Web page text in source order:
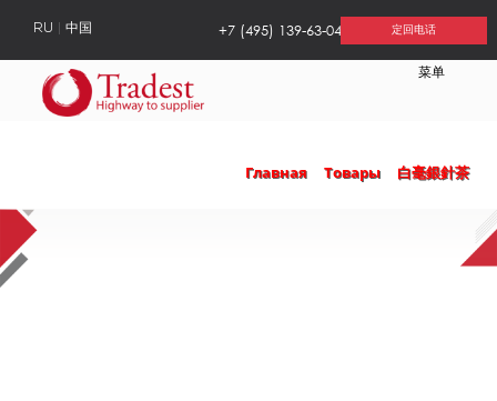
菜单
RU 中国 定回电话
+7 (495) 139-63-04
Главная Товары 白毫銀針茶